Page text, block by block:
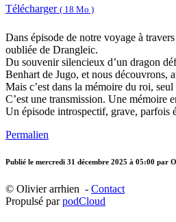
Télécharger ( 18 Mo )
Dans épisode de notre voyage à
oubliée de Drangleic.
Du souvenir silencieux d’un dragon
Benhart de Jugo, et nous découvrons,
Mais c’est dans la mémoire du roi,
C’est une transmission. Une mémoire
Un épisode introspectif, grave,
Permalien
Publié le mercredi 31 décembre 2025 à 05:00 par
© Olivier arrhien - Contact
Propulsé parpodCloud